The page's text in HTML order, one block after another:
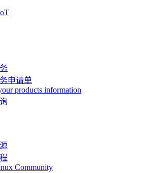
申请单
products information
Community